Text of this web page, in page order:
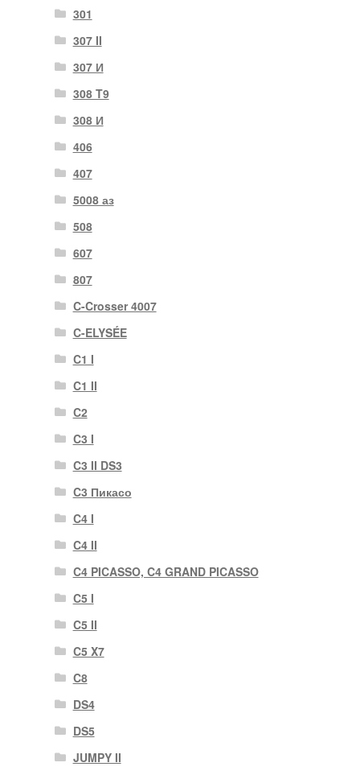
301
307 II
307 И
308 T9
308 И
406
407
5008 аз
508
607
807
C-Crosser 4007
C-ELYSÉE
C1 I
C1 II
C2
C3 I
C3 II DS3
C3 Пикасо
C4 I
C4 II
C4 PICASSO, C4 GRAND PICASSO
C5 I
C5 II
C5 X7
C8
DS4
DS5
JUMPY II